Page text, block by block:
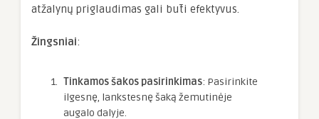
atžalynų priglaudimas gali būti efektyvus.
Žingsniai:
Tinkamos šakos pasirinkimas: Pasirinkite
ilgesnę, lankstesnę šaką žemutinėje
augalo dalyje.